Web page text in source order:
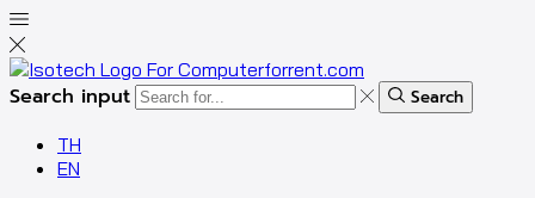
Search input Search
TH
EN